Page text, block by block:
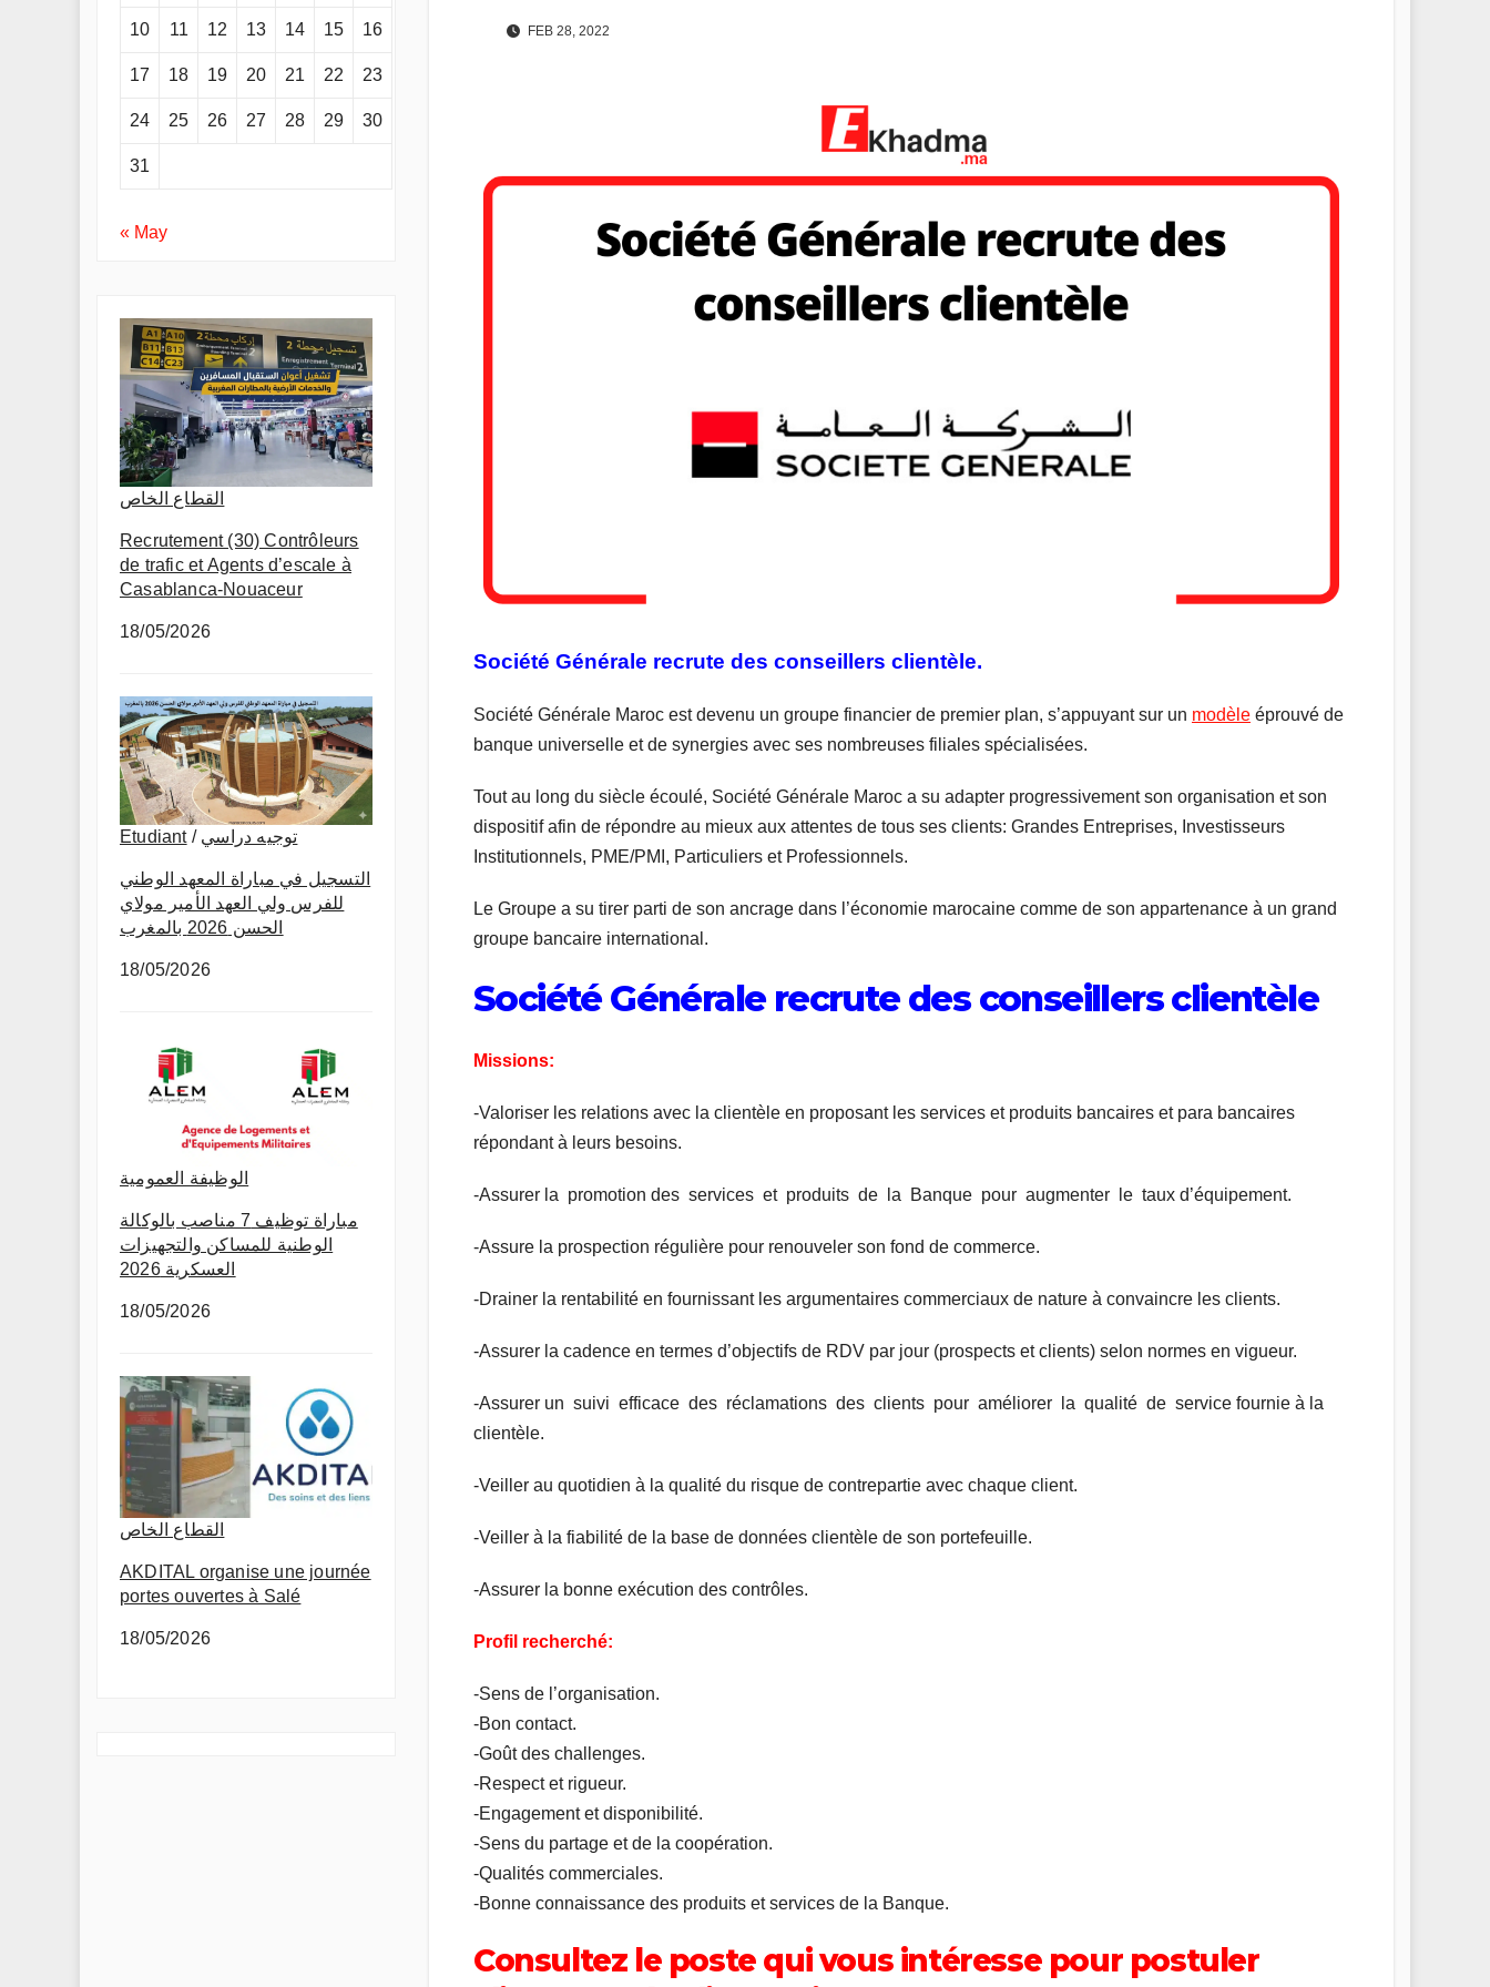
10 11 12 13 14 15 16
17 18 19 20 21 22 23
24 25 26 27 28 29 30
31
« May
القطاع الخاص
Recrutement (30) Contrôleurs
de trafic et Agents d’escale à
Casablanca-Nouaceur
18/05/2026
Etudiant/ توجيه دراسي
التسجيل في مباراة المعهد الوطني
للفرس ولي العهد الأمير مولاي
الحسن 2026 بالمغرب
18/05/2026
الوظيفة العمومية
مباراة توظيف 7 مناصب بالوكالة
الوطنية للمساكن والتجهيزات
العسكرية 2026
18/05/2026
القطاع الخاص
AKDITAL organise une journée
portes ouvertes à Salé
18/05/2026
FEB 28, 2022
Société Générale recrute des conseillers clientèle.
Société Générale Maroc est devenu un groupe financier de premier plan, s’appuyant sur un modèle éprouvé de
banque universelle et de synergies avec ses nombreuses filiales spécialisées.
Tout au long du siècle écoulé, Société Générale Maroc a su adapter progressivement son organisation et son
dispositif afin de répondre au mieux aux attentes de tous ses clients: Grandes Entreprises, Investisseurs
Institutionnels, PME/PMI, Particuliers et Professionnels.
Le Groupe a su tirer parti de son ancrage dans l’économie marocaine comme de son appartenance à un grand
groupe bancaire international.
Société Générale recrute des conseillers clientèle
Missions:
-Valoriser les relations avec la clientèle en proposant les services et produits bancaires et para bancaires
répondant à leurs besoins.
-Assurer la promotion des services et produits de la Banque pour augmenter le taux d’équipement.
-Assure la prospection régulière pour renouveler son fond de commerce.
-Drainer la rentabilité en fournissant les argumentaires commerciaux de nature à convaincre les clients.
-Assurer la cadence en termes d’objectifs de RDV par jour (prospects et clients) selon normes en vigueur.
-Assurer un suivi efficace des réclamations des clients pour améliorer la qualité de service fournie à la
clientèle.
-Veiller au quotidien à la qualité du risque de contrepartie avec chaque client.
-Veiller à la fiabilité de la base de données clientèle de son portefeuille.
-Assurer la bonne exécution des contrôles.
Profil recherché:
-Sens de l’organisation.
-Bon contact.
-Goût des challenges.
-Respect et rigueur.
-Engagement et disponibilité.
-Sens du partage et de la coopération.
-Qualités commerciales.
-Bonne connaissance des produits et services de la Banque.
Consultez le poste qui vous intéresse pour postuler